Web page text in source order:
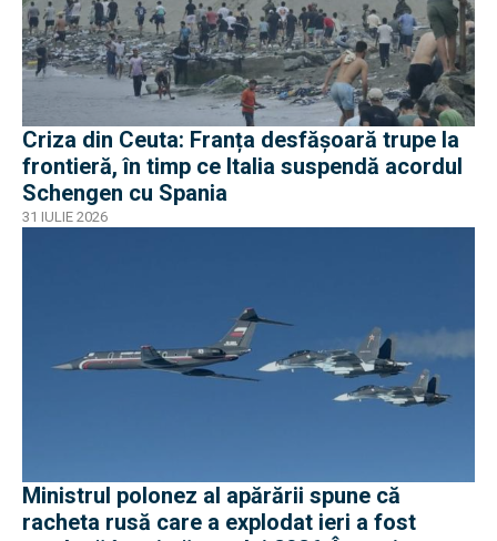
Criza din Ceuta: Franța desfășoară trupe la
frontieră, în timp ce Italia suspendă acordul
Schengen cu Spania
31 IULIE 2026
Ministrul polonez al apărării spune că
racheta rusă care a explodat ieri a fost